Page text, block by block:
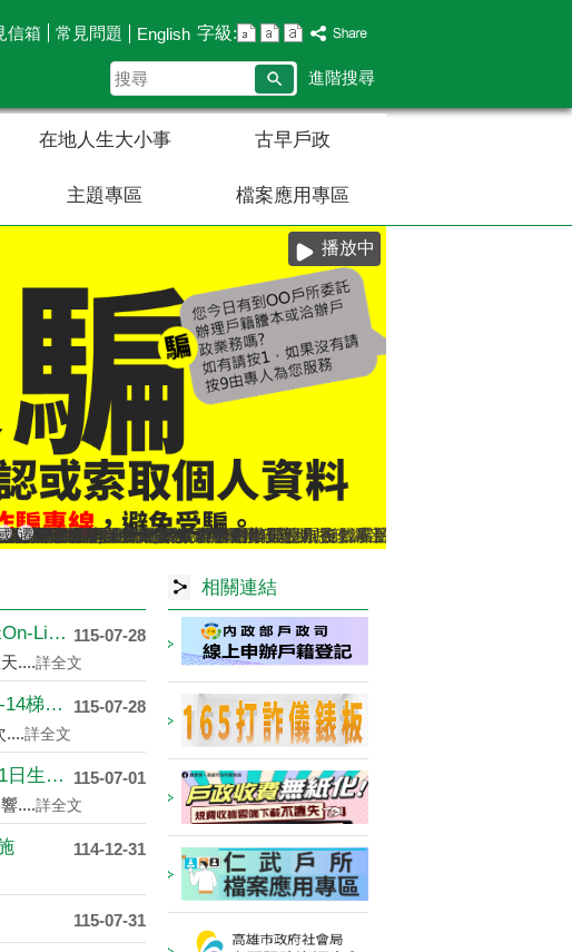
信箱 常見問題 English 字級:
搜
尋
進階搜尋
在地人生大小事 古早戶政
主題專區 檔案應用專區
播放中
月1日生效）
亦得依當事人出境事實辦理遷出登記。
確認或索取個人資料，如果接獲不明戶政語音或簡訊通知，或自稱
已開放多項，歡迎多加運用!
文字，113年5月29日姓名條例修正公布後，不受應使用中文文字之限制
辦理各類案件，相關書表請由本人親自簽名或蓋章，以免觸法!
板介紹
實辦理遷徙登記
再升級！符合申辦資格，可使用自然人憑證線上申辦，省時又便民!
法
所提供多元繳納戶政規費管道，減少現金找零的不便！
據查詢
死亡不得再委託辦理各項戶籍登記業務
服務時間及特殊時段無法辦理事項說明
民身分證網路掛失服務
遷戶口要到遷入地戶政事務所辦理，別跑錯囉!
115-07-28
【重要公告】由楠梓、仁武及鳥松戶所辦理的"結緣On-Line....
....詳全文
115-07-28
內政部115年「遇見心動時」單身聯誼活動第3、10-14梯次....
....詳全文
115-07-01
仁武區八卦里里鄰調整新舊門牌對照表（115年7月1日生效）
....詳全文
114-12-31
115-07-31
相關連結